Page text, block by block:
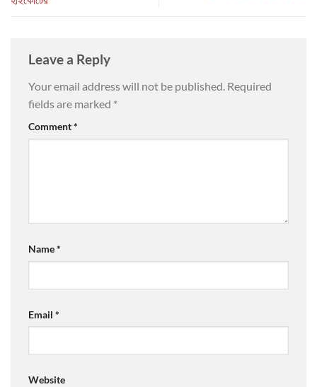
Leave a Reply
Your email address will not be published. Required
fields are marked *
Comment*
Name*
Email *
Website